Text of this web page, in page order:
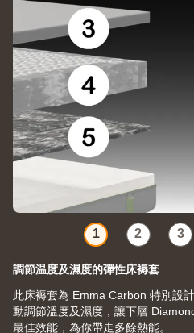
1 2 3
調節温度及濕度的彈性床褥套
此床褥套為 Emma Carbon 特別設
動調節溫度及濕度，讓下層
最佳效能，為你帶走多餘熱能。